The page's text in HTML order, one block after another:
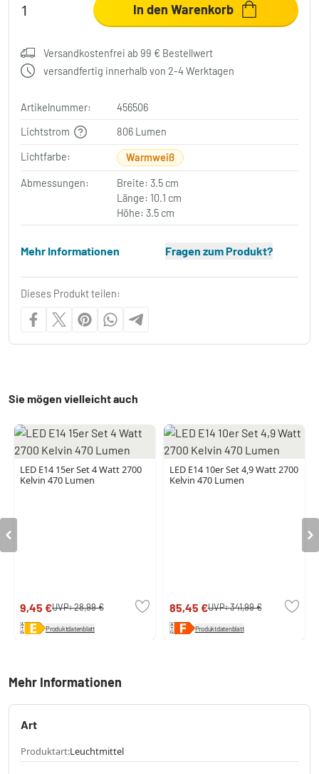
In den Warenkorb
Versandkostenfrei ab 99 € Bestellwert
versandfertig innerhalb von 2-4 Werktagen
Artikelnummer:
456506
Lichtstrom
806 Lumen
Lichtfarbe: Warmweiß
Abmessungen:
Breite: 3.5 cm
Länge: 10.1 cm
Höhe: 3.5 cm
Mehr Informationen Fragen zum Produkt?
Dieses Produkt teilen:
Sie mögen vielleicht auch
LED E14 15er Set 4 Watt 2700
Kelvin 470 Lumen
9,45 €UVP:28,99 €
Produktdatenblatt
LED E14 10er Set 4,9 Watt 2700
Kelvin 470 Lumen
85,45 €UVP:341,99 €
Produktdatenblatt
Mehr Informationen
Art
Produktart:Leuchtmittel